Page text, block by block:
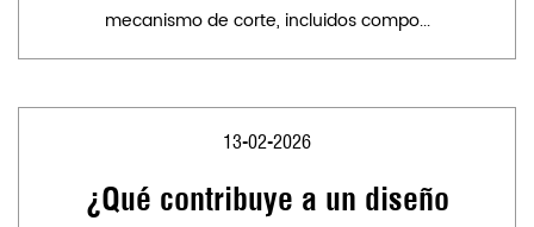
mecanismo de corte, incluidos compo...
13-02-2026
¿Qué contribuye a un diseño